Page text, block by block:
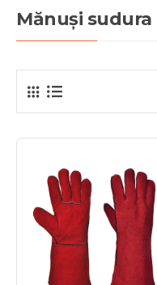
Mănuși sudura